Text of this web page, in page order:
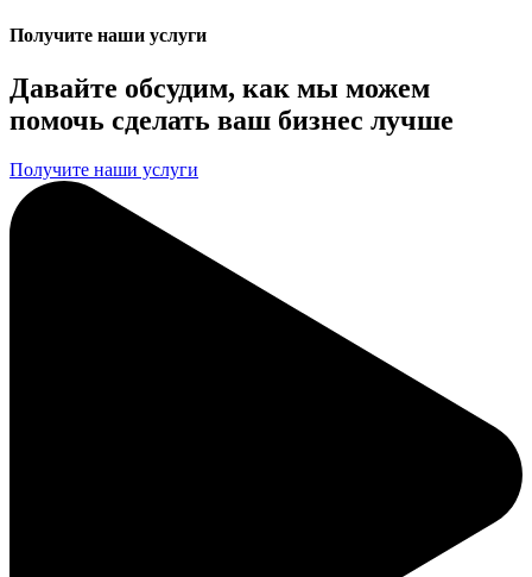
Получите наши услуги
Давайте обсудим, как мы можем
помочь сделать ваш бизнес лучше
Получите наши услуги